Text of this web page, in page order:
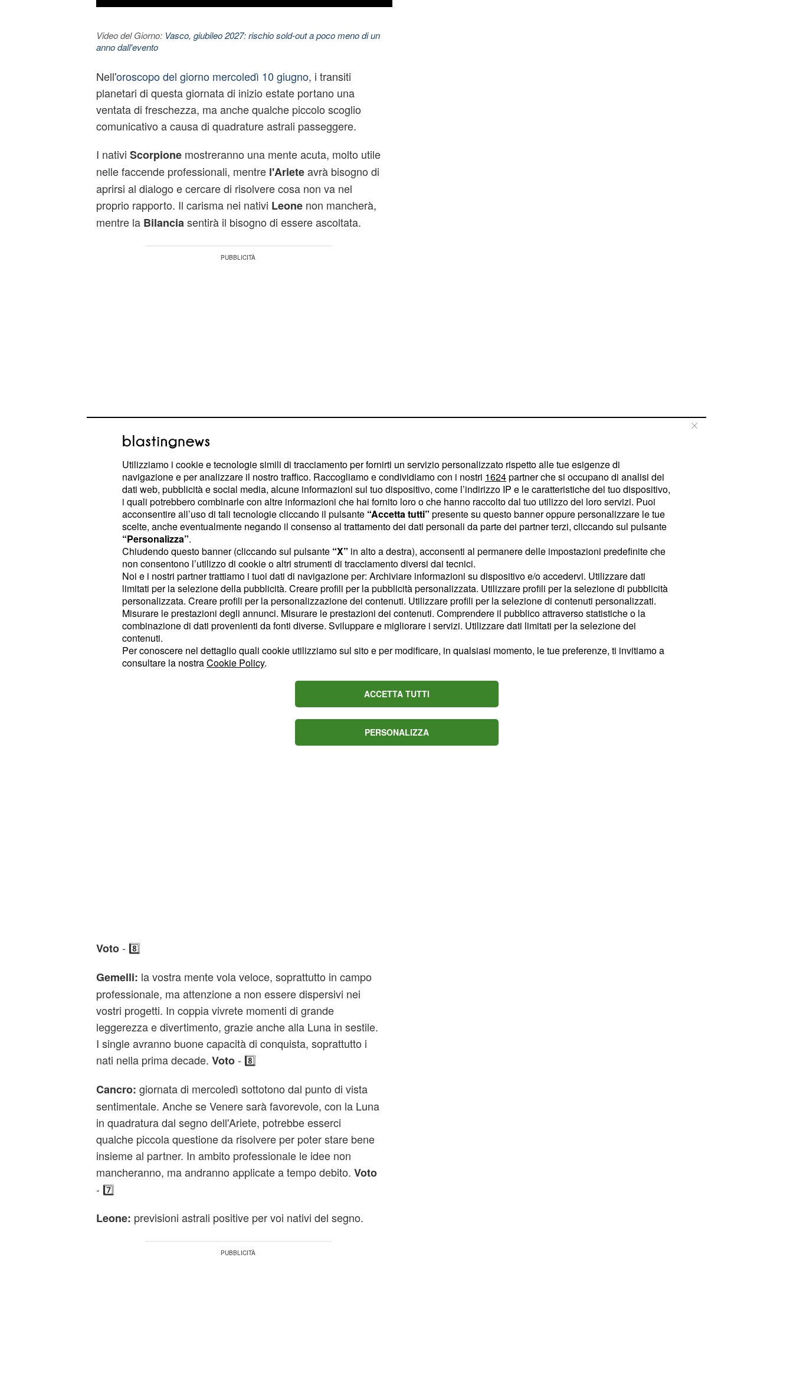
Video del Giorno: Vasco, giubileo 2027: rischio sold-out a poco meno di un
anno dall'evento
Nell'oroscopo del giorno mercoledì 10 giugno, i transiti
planetari di questa giornata di inizio estate portano una
ventata di freschezza, ma anche qualche piccolo scoglio
comunicativo a causa di quadrature astrali passeggere.
I nativi Scorpionemostreranno una mente acuta, molto utile
nelle faccende professionali, mentre l'Arieteavrà bisogno di
aprirsi al dialogo e cercare di risolvere cosa non va nel
proprio rapporto. Il carisma nei nativi Leonenon mancherà,
mentre la Bilancia sentirà il bisogno di essere ascoltata.
Previsioni oroscopo mercoledì 10
giugno 2026 segno per segno
Ariete:questo mercoledì di giugno vedrà la Luna agire a
vostro favore secondo l'oroscopo. L'atmosfera con il partner
richiederà cautela: anche se Venere sarà contraria, apritevi
al dialogo per cercare di risolvere ciò che non funziona. In
quanto al lavoro meglio non agire d'impulso in certi progetti,
soprattutto se questi richiederanno una certa delicatezza.
- 7️⃣
Toro:potrete contare su ottime stelle in questa giornata di
mercoledì. In amore Venere vi sorride, portandovi a vivere
un rapporto dolce e protettivo. Per i single la stabilità
emotiva sarà piuttosto importante. In quanto al lavoro, il
Voto- 8️⃣
Gemelli: la vostra mente vola veloce, soprattutto in campo
professionale, ma attenzione a non essere dispersivi nei
vostri progetti. In coppia vivrete momenti di grande
leggerezza e divertimento, grazie anche alla Luna in sestile.
I single avranno buone capacità di conquista, soprattutto i
nati nella prima decade. Voto- 8️⃣
Cancro: giornata di mercoledì sottotono dal punto di vista
sentimentale. Anche se Venere sarà favorevole, con la Luna
in quadratura dal segno dell'Ariete, potrebbe esserci
qualche piccola questione da risolvere per poter stare bene
insieme al partner. In ambito professionale le idee non
mancheranno, ma andranno applicate a tempo debito. Voto
- 7️⃣
Leone: previsioni astrali positive per voi nativi del segno.
Utilizziamo i cookie e tecnologie simili di tracciamento per fornirti un servizio personalizzato rispetto alle tue esigenze di
navigazione e per analizzare il nostro traffico. Raccogliamo e condividiamo con i nostri 1624partner che si occupano di analisi dei
dati web, pubblicità e social media, alcune informazioni sul tuo dispositivo, come l’indirizzo IP e le caratteristiche del tuo dispositivo,
i quali potrebbero combinarle con altre informazioni che hai fornito loro o che hanno raccolto dal tuo utilizzo dei loro servizi. Puoi
acconsentire all’uso di tali tecnologie cliccando il pulsante “Accetta tutti” presente su questo banner oppure personalizzare le tue
scelte, anche eventualmente negando il consenso al trattamento dei dati personali da parte dei partner terzi, cliccando sul pulsante
“Personalizza”.
Chiudendo questo banner (cliccando sul pulsante “X” in alto a destra), acconsenti al permanere delle impostazioni predefinite che
non consentono l’utilizzo di cookie o altri strumenti di tracciamento diversi dai tecnici.
Noi e i nostri partner trattiamo i tuoi dati di navigazione per: Archiviare informazioni su dispositivo e/o accedervi. Utilizzare dati
limitati per la selezione della pubblicità. Creare profili per la pubblicità personalizzata. Utilizzare profili per la selezione di pubblicità
personalizzata. Creare profili per la personalizzazione dei contenuti. Utilizzare profili per la selezione di contenuti personalizzati.
Misurare le prestazioni degli annunci. Misurare le prestazioni dei contenuti. Comprendere il pubblico attraverso statistiche o la
combinazione di dati provenienti da fonti diverse. Sviluppare e migliorare i servizi. Utilizzare dati limitati per la selezione dei
contenuti.
Per conoscere nel dettaglio quali cookie utilizziamo sul sito e per modificare, in qualsiasi momento, le tue preferenze, ti invitiamo a
consultare la nostraCookie Policy.
ACCETTA TUTTI
PERSONALIZZA